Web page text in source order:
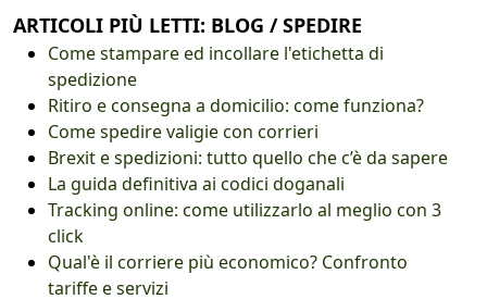
ARTICOLI PIÙ LETTI: BLOG / SPEDIRE
Come stampare ed incollare l'etichetta di
spedizione
Ritiro e consegna a domicilio: come funziona?
Come spedire valigie con corrieri
Brexit e spedizioni: tutto quello che c’è da sapere
La guida definitiva ai codici doganali
Tracking online: come utilizzarlo al meglio con 3
click
Qual'è il corriere più economico? Confronto
tariffe e servizi